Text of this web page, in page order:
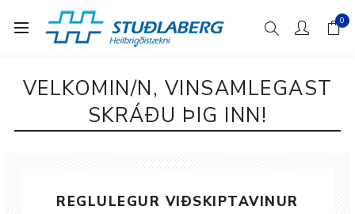
0
VELKOMIN/N, VINSAMLEGAST
SKRÁÐU ÞIG INN!
REGLULEGUR VIÐSKIPTAVINUR